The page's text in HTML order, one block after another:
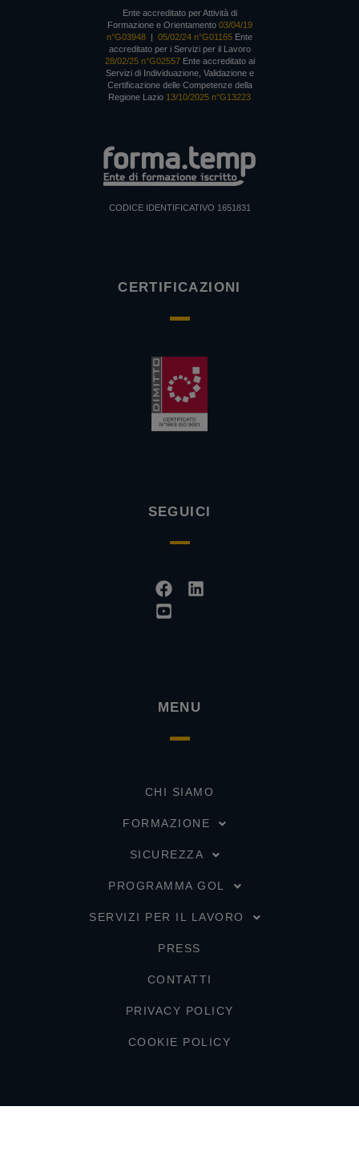
Ente accreditato per Attività di
Formazione e Orientamento 03/04/19
n°G03948 | 05/02/24 n°G01165 Ente
accreditato per i Servizi per il Lavoro
28/02/25 n°G02557Ente accreditato ai
Servizi di Individuazione, Validazione e
Certificazione delle Competenze della
Regione Lazio 13/10/2025 n°G13223
CODICE IDENTIFICATIVO 1651831
CERTIFICAZIONI
SEGUICI
Facebook
Linkedin
Youtube-
square
MENU
CHI SIAMO
FORMAZIONE
SICUREZZA
PROGRAMMA GOL
SERVIZI PER IL LAVORO
PRESS
CONTATTI
PRIVACY POLICY
COOKIE POLICY